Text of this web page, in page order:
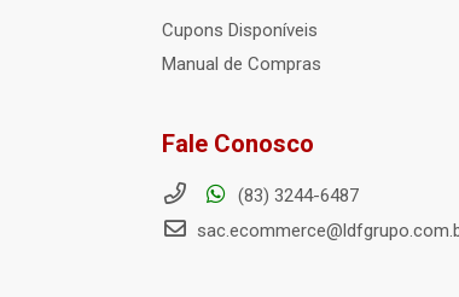
Cupons Disponíveis
Manual de Compras
Fale Conosco
(83) 3244-6487